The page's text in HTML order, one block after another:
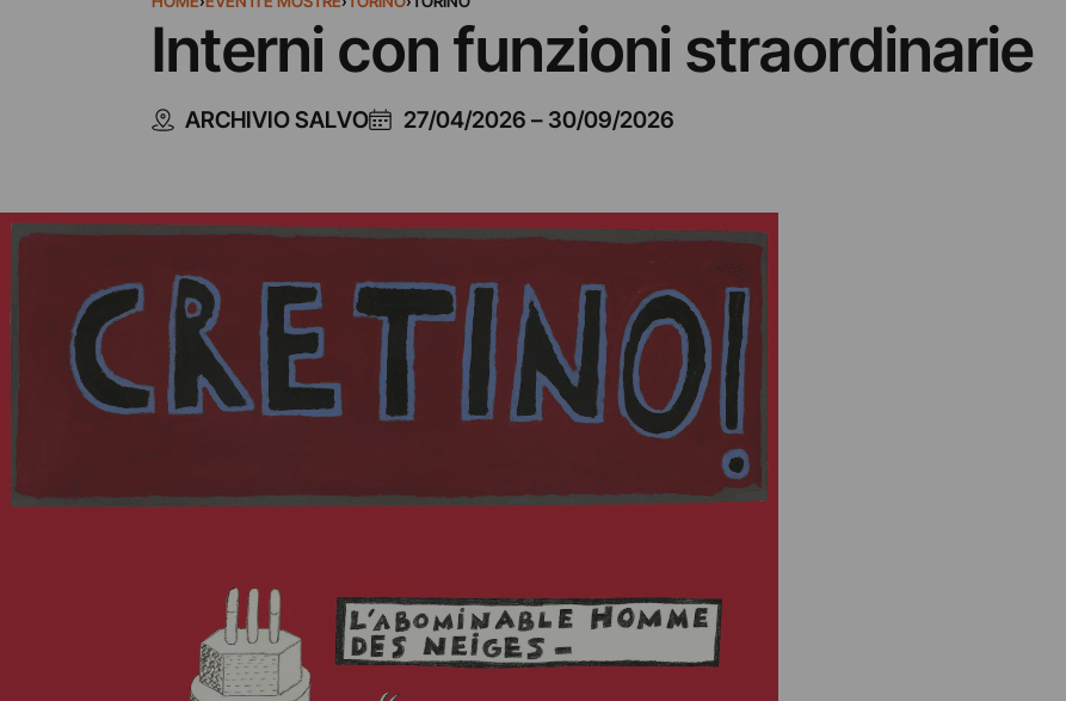
Interni con funzioni straordinarie
ARCHIVIO SALVO 27/04/2026 – 30/09/2026